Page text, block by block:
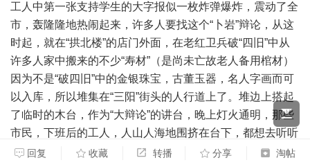
工人中第一张支持学生的大字报似一枚炸弹爆炸，震动了全
市，轰隆隆地热闹起来，许多人要找这个“卜岩”辩论，从这
时起，就在“拱北楼”的店门外面，在老红卫兵破“四旧”中从
许多人家中搬来的不少“寿材”（是尚未亡故老人备用棺材）
因为不是“破四旧”中的金银珠宝，古董玉器，名人字画而可
以入库，所以堆集在“三阳”街头的人行道上了。堆边上搭起
了临时的木台，作为“大辩论”的讲台，晚上灯火通明，那些
市民，下班后的工人，人山人海地围挤在台下，都想去听听
双方辩论的观点。在这个“论台”的附近，有人贴出了“老子英
回复 收藏 转播 分享 淘帖